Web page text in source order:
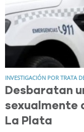
INVESTIGACIÓN POR TRATA
Desbaratan
sexualmente
La Plata